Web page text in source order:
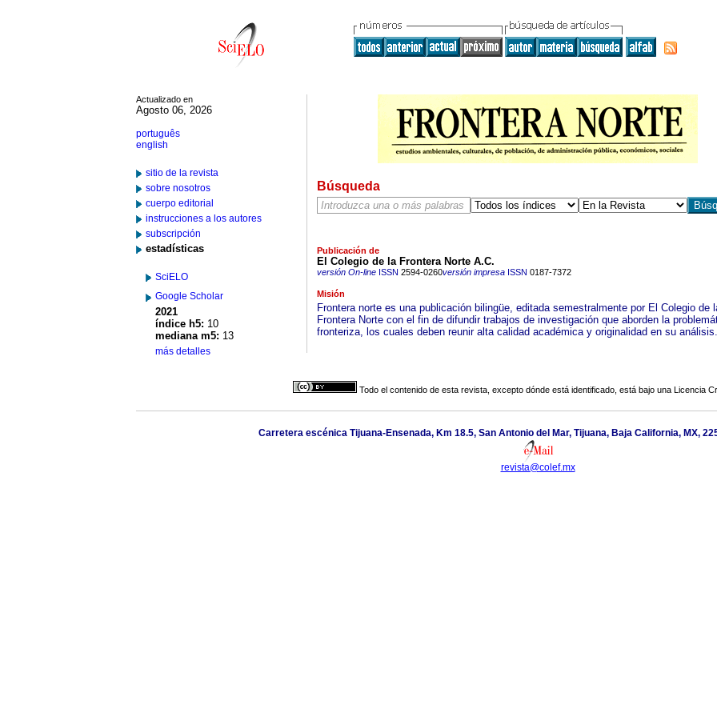
Actualizado en
Agosto 06, 2026
português
english
sitio de la revista
sobre nosotros
cuerpo editorial
instrucciones a los autores
subscripción
estadísticas
SciELO
Google Scholar
2021
índice h5: 10
mediana m5: 13
más detalles
Búsqueda
Publicación de
El Colegio de la Frontera Norte A.C.
versión On-lineISSN 2594-0260versión impresaISSN 0187-7372
Misión
Frontera norte es una publicación bilingüe, editada semestralmente por El Colegio de
Frontera Norte con el fin de difundir trabajos de investigación que aborden la
fronteriza, los cuales deben reunir alta calidad académica y originalidad en su análisis.
Todo el contenido de esta revista, excepto dónde está identificado, está bajo una Licencia
Carretera escénica Tijuana-Ensenada, Km 18.5, San Antonio del Mar, Tijuana, Baja California, MX,
revista@colef.mx